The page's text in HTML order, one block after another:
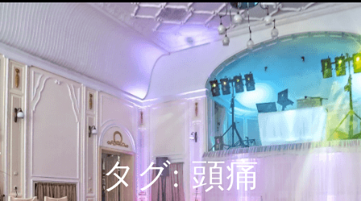
タグ:頭痛